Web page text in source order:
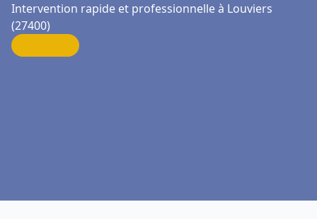
Intervention rapide et professionnelle à Louviers
(27400)